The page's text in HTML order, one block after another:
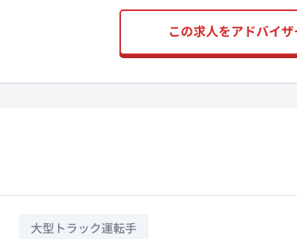
この求人をアドバイ
大型トラック運転手